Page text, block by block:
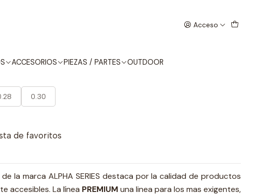
Acceso
ACCESORIOS PIEZAS / PARTES OUTDOOR
SERIES PREMIUM GRADE
0.30
de favoritos
la marca ALPHA SERIES destaca por la calidad de productos
accesibles. La línea PREMIUM una linea para los mas exigentes,